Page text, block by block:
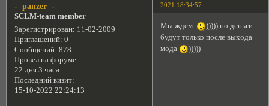
2021 18:34:57
-=panzer=-
SCLM-team member
Зарегистрирован: 11-02-2009
Приглашений: 0
Сообщений: 878
Провел на форуме:
22 дня 3 часа
Последний визит:
15-10-2022 22:24:13
Мы ждем.
))))) но деньги
будут только после выхода
мода
)))))